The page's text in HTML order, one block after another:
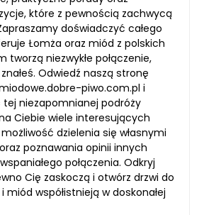
które z pewnością zachwycą
doświadczyć całego
Łomża oraz miód z polskich
tworzą niezwykłe połączenie,
Odwiedź naszą stronę
piwo.com.pl i
tej niezapomnianej podróży
Ciebie wiele interesujących
dzielenia się własnymi
poznawania opinii innych
połączenia. Odkryj
Cię zaskoczą i otwórz drzwi do
miód współistnieją w doskonałej